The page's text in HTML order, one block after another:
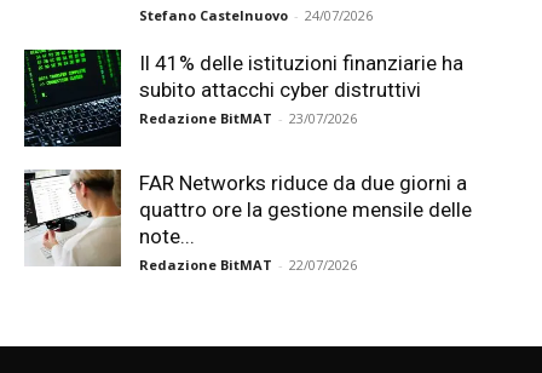
Stefano Castelnuovo - 24/07/2026
Il 41% delle istituzioni finanziarie ha
subito attacchi cyber distruttivi
Redazione BitMAT - 23/07/2026
FAR Networks riduce da due giorni a
quattro ore la gestione mensile delle
note...
Redazione BitMAT - 22/07/2026